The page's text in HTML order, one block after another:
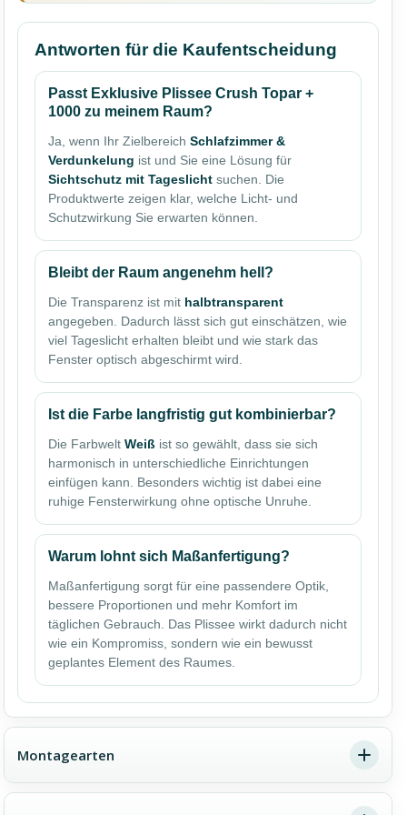
Antworten für die Kaufentscheidung
Passt Exklusive Plissee Crush Topar +
1000 zu meinem Raum?
Ja, wenn Ihr Zielbereich Schlafzimmer &
Verdunkelung ist und Sie eine Lösung für
Sichtschutz mit Tageslicht suchen. Die
Produktwerte zeigen klar, welche Licht- und
Schutzwirkung Sie erwarten können.
Bleibt der Raum angenehm hell?
Die Transparenz ist mit halbtransparent
angegeben. Dadurch lässt sich gut einschätzen, wie
viel Tageslicht erhalten bleibt und wie stark das
Fenster optisch abgeschirmt wird.
Ist die Farbe langfristig gut kombinierbar?
Die Farbwelt Weiß ist so gewählt, dass sie sich
harmonisch in unterschiedliche Einrichtungen
einfügen kann. Besonders wichtig ist dabei eine
ruhige Fensterwirkung ohne optische Unruhe.
Warum lohnt sich Maßanfertigung?
Maßanfertigung sorgt für eine passendere Optik,
bessere Proportionen und mehr Komfort im
täglichen Gebrauch. Das Plissee wirkt dadurch nicht
wie ein Kompromiss, sondern wie ein bewusst
geplantes Element des Raumes.
Montagearten